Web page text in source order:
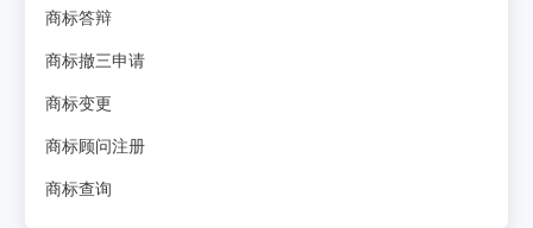
商标答辩
商标撤三申请
商标变更
商标顾问注册
商标查询